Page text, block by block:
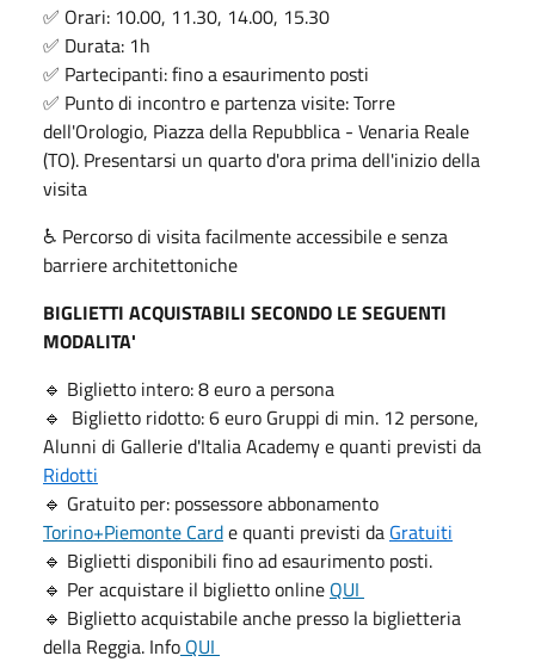
✅ Orari: 10.00, 11.30, 14.00, 15.30
✅ Durata: 1h
✅ Partecipanti: fino a esaurimento posti
✅ Punto di incontro e partenza visite: Torre
dell'Orologio, Piazza della Repubblica - Venaria Reale
(TO). Presentarsi un quarto d'ora prima dell'inizio della
visita
♿️ Percorso di visita facilmente accessibile e senza
barriere architettoniche
BIGLIETTI ACQUISTABILI SECONDO LE SEGUENTI
MODALITA'
🔹 Biglietto intero: 8 euro a persona
🔹 Biglietto ridotto: 6 euro Gruppi di min. 12 persone,
Alunni di Gallerie d'Italia Academy e quanti previsti da
Ridotti
🔹 Gratuito per: possessore abbonamento
Torino+Piemonte Carde quanti previsti da Gratuiti
🔹 Biglietti disponibili fino ad esaurimento posti.
🔹 Per acquistare il biglietto online QUI
🔹 Biglietto acquistabile anche presso la biglietteria
della Reggia. Info QUI